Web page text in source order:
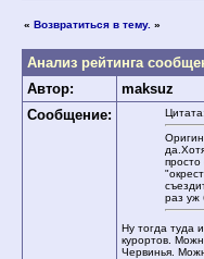
« Возвратиться в тему. »
Анализ рейтинга
Автор:
maksuz
Сообщение:
Цитата:
просто
раз уж
Ну тогда туда
курортов.
Червинья.